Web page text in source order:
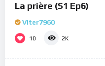
La prière (S1 Ep6)
Viter7960
10 2K